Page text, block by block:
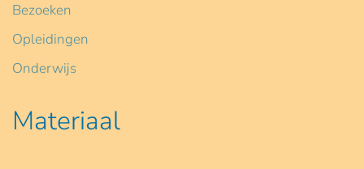
Bezoeken
Opleidingen
Onderwijs
Materiaal